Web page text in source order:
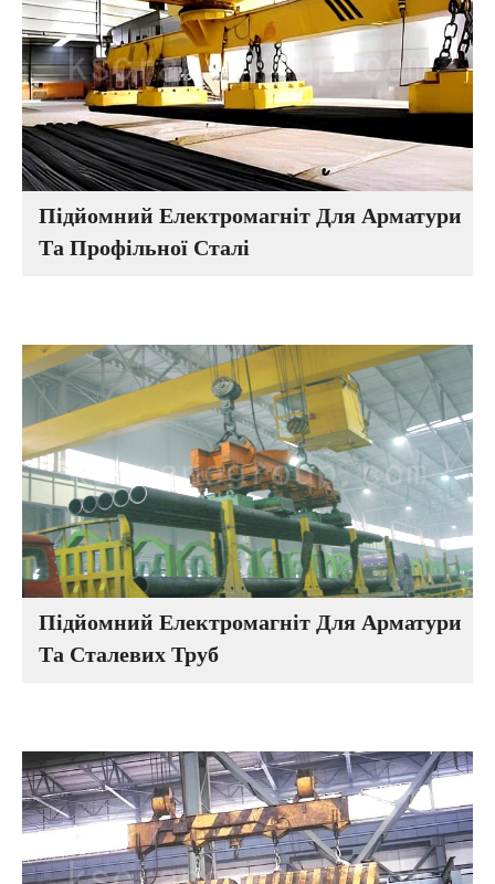
Підйомний Електромагніт Для Арматури
Та Профільної Сталі
Підйомний Електромагніт Для Арматури
Та Сталевих Труб